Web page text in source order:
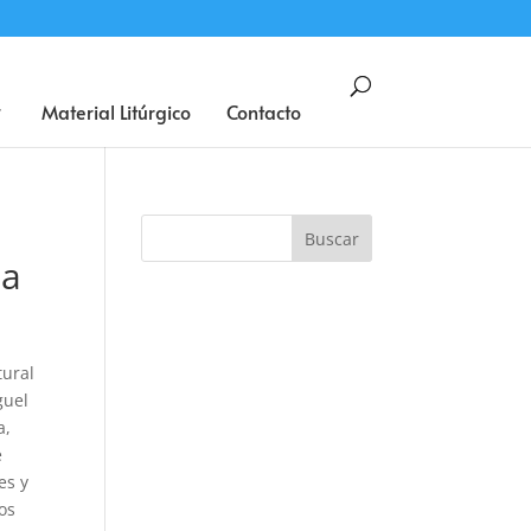
Material Litúrgico Contacto
y